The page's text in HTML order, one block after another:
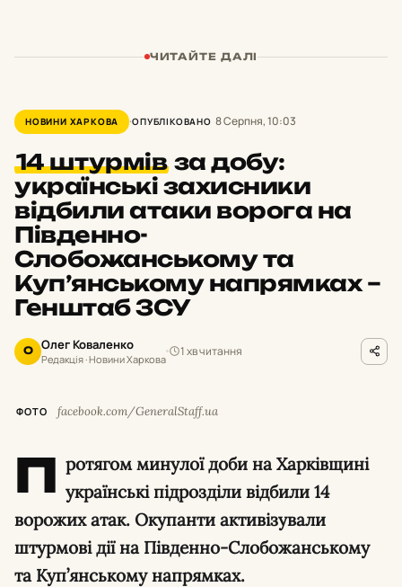
ЧИТАЙТЕ ДАЛІ
НОВИНИ ХАРКОВА ОПУБЛІКОВАНО 8 Серпня, 10:03
14 штурмів за добу:
українські захисники
відбили атаки ворога на
Південно-
Слобожанському та
Куп’янському напрямках –
Генштаб ЗСУ
О Олег Коваленко
Редакція · Новини Харкова
1 хв читання
ФОТО facebook.com/GeneralStaff.ua
П ротягом минулої доби на Харківщині
українські підрозділи відбили 14
ворожих атак. Окупанти активізували
штурмові дії на Південно-Слобожанському
та Куп’янському напрямках.